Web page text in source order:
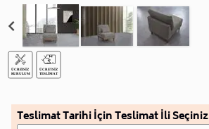
Teslimat Tarihi İçin Teslimat İli Seçiniz